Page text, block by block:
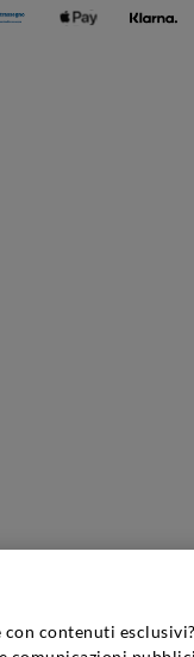
contenuti